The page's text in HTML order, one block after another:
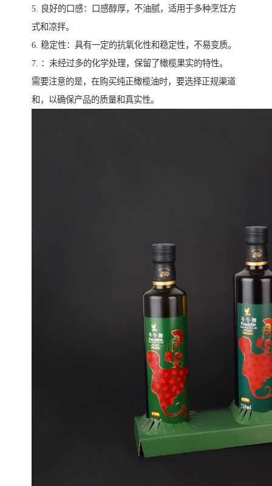
5. 良好的口感：口感醇厚，不油腻，适用于多种烹饪方
式和凉拌。
6. 稳定性：具有一定的抗氧化性和稳定性，不易变质。
7. ：未经过多的化学处理，保留了橄榄果实的特性。
需要注意的是，在购买纯正橄榄油时，要选择正规渠道
和，以确保产品的质量和真实性。